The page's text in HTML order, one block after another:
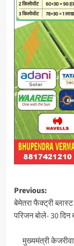
Post
Previous:
बेमेतरा फैक्ट्री
परिजन बोले- 30 दिन
मुख्यमंत्री